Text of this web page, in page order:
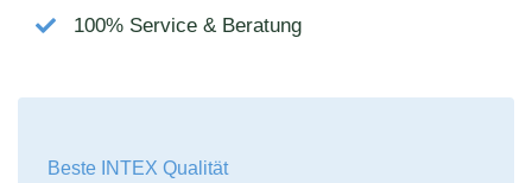
100% Service & Beratung
Beste INTEX Qualität